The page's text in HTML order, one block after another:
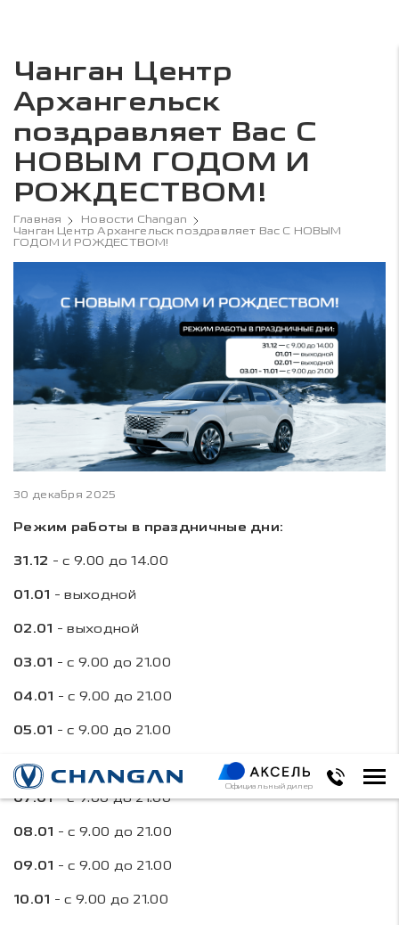
Официальный дилер
Чанган Центр
Архангельск
поздравляет Вас С
НОВЫМ ГОДОМ И
РОЖДЕСТВОМ!
Главная
Новости Changan
Чанган Центр Архангельск поздравляет Вас С НОВЫМ
ГОДОМ И РОЖДЕСТВОМ!
30 декабря 2025
Режим работы в праздничные дни:
31.12 - с 9.00 до 14.00
01.01 - выходной
02.01 - выходной
03.01 - с 9.00 до 21.00
04.01 - с 9.00 до 21.00
05.01 - с 9.00 до 21.00
06.01
07.01- с 9.00 до 21.00
08.01 - с 9.00 до 21.00
09.01 - с 9.00 до 21.00
10.01 - с 9.00 до 21.00